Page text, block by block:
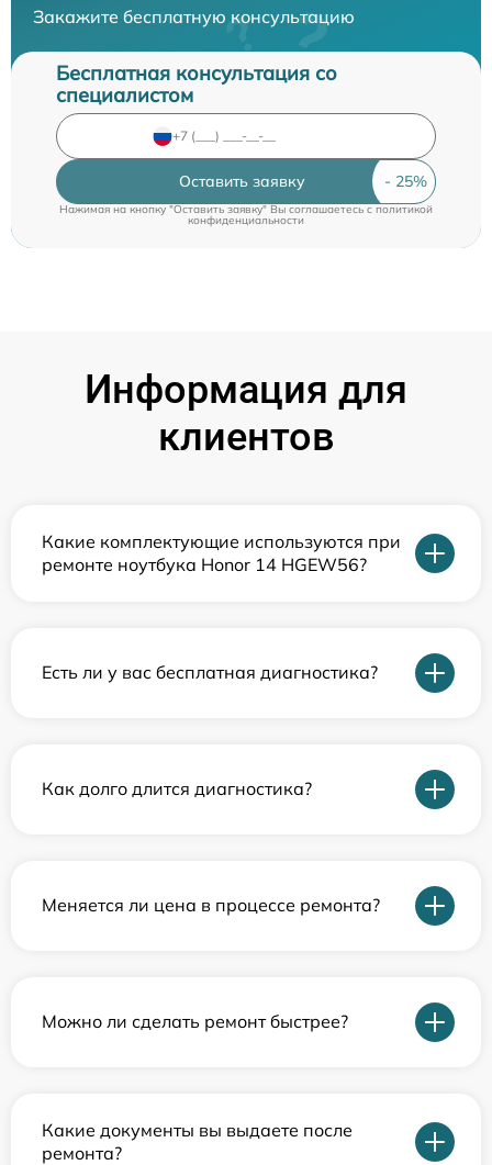
Закажите бесплатную консультацию
Бесплатная консультация со
специалистом
Оставить заявку
Нажимая на кнопку "Оставить заявку" Вы соглашаетесь cполитикой
конфиденциальности
Информация для
клиентов
Какие комплектующие используются при
ремонте ноутбука Honor 14 HGEW56?
Есть ли у вас бесплатная диагностика?
Как долго длится диагностика?
Меняется ли цена в процессе ремонта?
Можно ли сделать ремонт быстрее?
Какие документы вы выдаете после
ремонта?